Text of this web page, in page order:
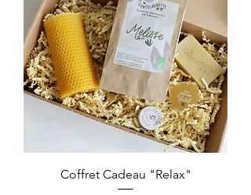
Coffret Cadeau "Relax"